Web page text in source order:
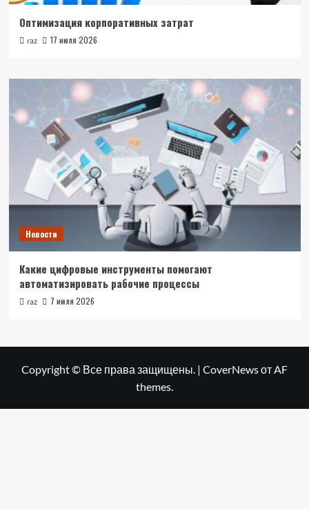
Оптимизация корпоративных затрат
raz 17 июля 2026
Новости
Какие цифровые инструменты помогают
автоматизировать рабочие процессы
raz 7 июля 2026
Copyright © Все права защищены. | CoverNewsот AF
themes.